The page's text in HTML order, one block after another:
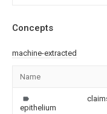
Concepts
machine-extracted
Name
epithelium